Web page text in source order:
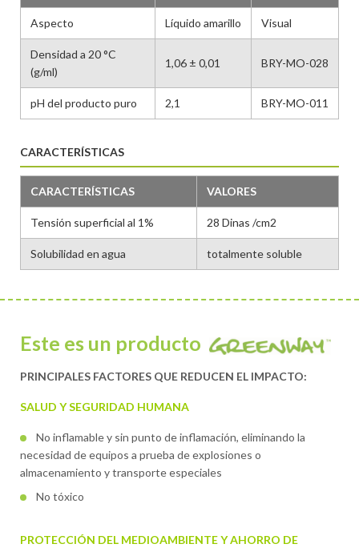
Aspecto Líquido amarillo Visual
Densidad a 20 °C
(g/ml)
1,06 ± 0,01 BRY-MO-028
pH del producto puro 2,1 BRY-MO-011
CARACTERÍSTICAS
CARACTERÍSTICAS VALORES
Tensión superficial al 1% 28 Dinas /cm2
Solubilidad en agua totalmente soluble
Este es un producto
PRINCIPALES FACTORES QUE REDUCEN EL IMPACTO:
SALUD Y SEGURIDAD HUMANA
No inflamable y sin punto de inflamación, eliminando la
necesidad de equipos a prueba de explosiones o
almacenamiento y transporte especiales
No tóxico
PROTECCIÓN DEL MEDIOAMBIENTE Y AHORRO DE